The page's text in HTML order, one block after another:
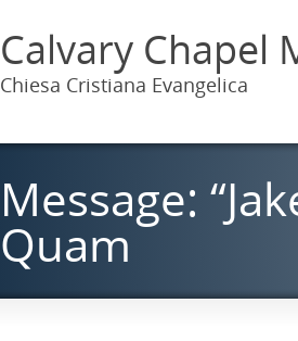
Calvary Chapel
Chiesa Cristiana Evangelica
Message:
Quam